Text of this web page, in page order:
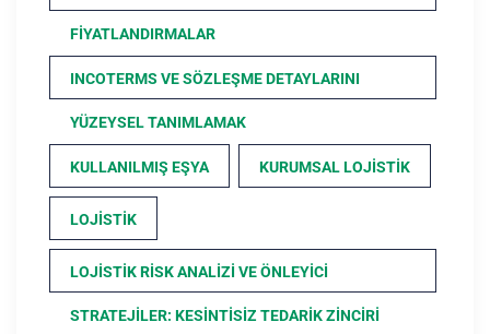
FIYATLANDIRMALAR
INCOTERMS VE SÖZLEŞME DETAYLARINI
YÜZEYSEL TANIMLAMAK
KULLANILMIŞ EŞYA KURUMSAL LOJISTIK
LOJISTIK
LOJISTIK RISK ANALIZI VE ÖNLEYICI
STRATEJILER: KESINTISIZ TEDARIK ZINCIRI